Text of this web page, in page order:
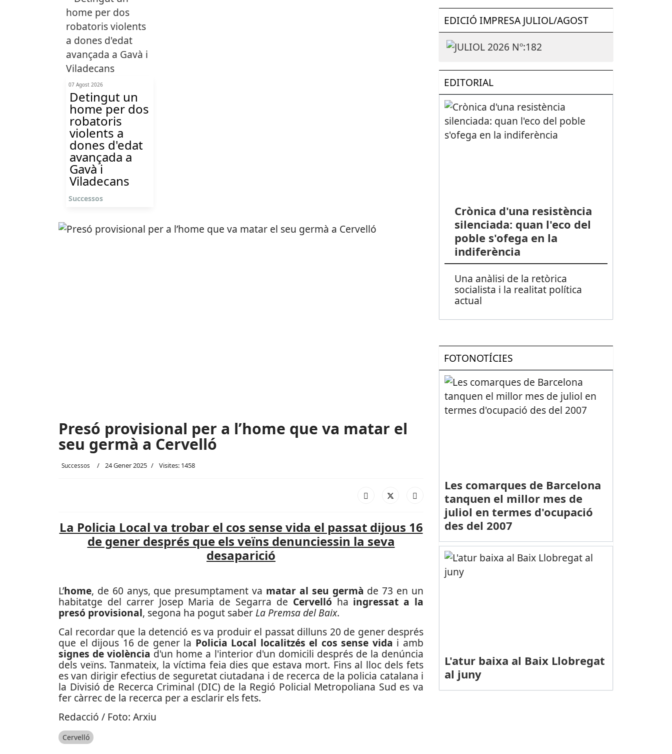
07 Agost 2026
Detingut un
home per dos
robatoris
violents a
dones d'edat
avançada a
Gavà i
Viladecans
Successos
Presó provisional per a l’home que va matar el
seu germà a Cervelló
Successos 24 Gener 2025 Visites: 1458
La Policia Local va trobar el cos sense vida el passat dijous 16
de gener després que els veïns denunciessin la seva
desaparició
L’home, de 60 anys, que presumptament va matar al seu germà de 73 en un
habitatge del carrer Josep Maria de Segarra de Cervelló ha ingressat a la
presó provisional, segona ha pogut saberLa Premsa del Baix.
Cal recordar que la detenció es va produir el passat dilluns 20 de gener després
que el dijous 16 de gener la Policia Local localitzés el cos sense vida i amb
signes de violència d'un home a l'interior d'un domicili després de la denúncia
dels veïns. Tanmateix, la víctima feia dies que estava mort. Fins al lloc dels fets
es van dirigir efectius de seguretat ciutadana i de recerca de la policia catalana i
la Divisió de Recerca Criminal (DIC) de la Regió Policial Metropoliana Sud es va
fer càrrec de la recerca per a esclarir els fets.
Redacció / Foto: Arxiu
Cervelló
EDICIÓ IMPRESA JULIOL/AGOST
EDITORIAL
Crònica d'una resistència
silenciada: quan l'eco del
poble s'ofega en la
indiferència
Una anàlisi de la retòrica
socialista i la realitat política
actual
FOTONOTÍCIES
Les comarques de Barcelona
tanquen el millor mes de
juliol en termes d'ocupació
des del 2007
L'atur baixa al Baix Llobregat
al juny